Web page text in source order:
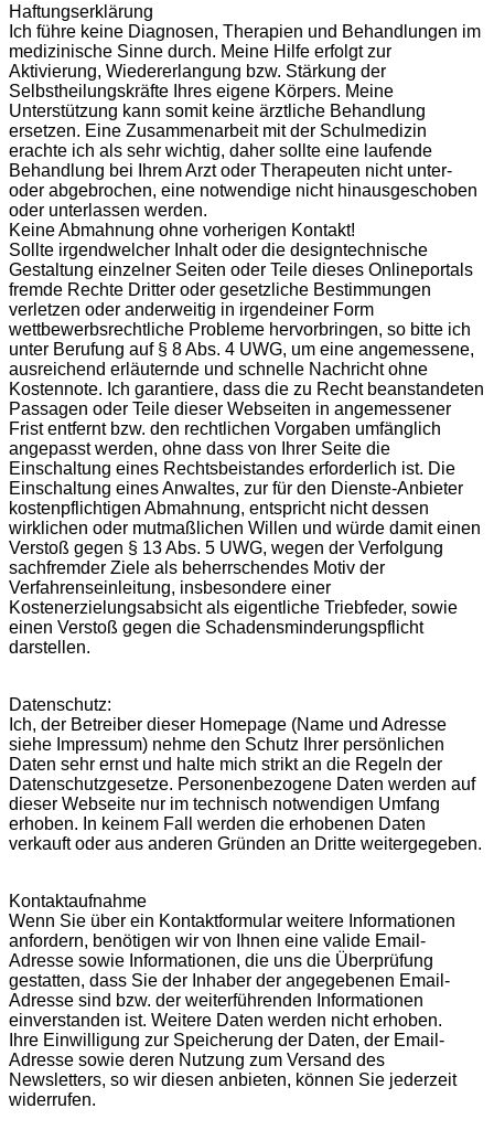
Haftungserklärung
Ich führe keine Diagnosen, Therapien und Behandlungen im
medizinische Sinne durch. Meine Hilfe erfolgt zur
Aktivierung, Wiedererlangung bzw. Stärkung der
Selbstheilungskräfte Ihres eigene Körpers. Meine
Unterstützung kann somit keine ärztliche Behandlung
ersetzen. Eine Zusammenarbeit mit der Schulmedizin
erachte ich als sehr wichtig, daher sollte eine laufende
Behandlung bei Ihrem Arzt oder Therapeuten nicht unter-
oder abgebrochen, eine notwendige nicht hinausgeschoben
oder unterlassen werden.
Keine Abmahnung ohne vorherigen Kontakt!
Sollte irgendwelcher Inhalt oder die designtechnische
Gestaltung einzelner Seiten oder Teile dieses Onlineportals
fremde Rechte Dritter oder gesetzliche Bestimmungen
verletzen oder anderweitig in irgendeiner Form
wettbewerbsrechtliche Probleme hervorbringen, so bitte ich
unter Berufung auf § 8 Abs. 4 UWG, um eine angemessene,
ausreichend erläuternde und schnelle Nachricht ohne
Kostennote. Ich garantiere, dass die zu Recht beanstandeten
Passagen oder Teile dieser Webseiten in angemessener
Frist entfernt bzw. den rechtlichen Vorgaben umfänglich
angepasst werden, ohne dass von Ihrer Seite die
Einschaltung eines Rechtsbeistandes erforderlich ist. Die
Einschaltung eines Anwaltes, zur für den Dienste-Anbieter
kostenpflichtigen Abmahnung, entspricht nicht dessen
wirklichen oder mutmaßlichen Willen und würde damit einen
Verstoß gegen § 13 Abs. 5 UWG, wegen der Verfolgung
sachfremder Ziele als beherrschendes Motiv der
Verfahrenseinleitung, insbesondere einer
Kostenerzielungsabsicht als eigentliche Triebfeder, sowie
einen Verstoß gegen die Schadensminderungspflicht
darstellen.
Datenschutz:
Ich, der Betreiber dieser Homepage (Name und Adresse
siehe Impressum) nehme den Schutz Ihrer persönlichen
Daten sehr ernst und halte mich strikt an die Regeln der
Datenschutzgesetze. Personenbezogene Daten werden auf
dieser Webseite nur im technisch notwendigen Umfang
erhoben. In keinem Fall werden die erhobenen Daten
verkauft oder aus anderen Gründen an Dritte weitergegeben.
Kontaktaufnahme
Wenn Sie über ein Kontaktformular weitere Informationen
anfordern, benötigen wir von Ihnen eine valide Email-
Adresse sowie Informationen, die uns die Überprüfung
gestatten, dass Sie der Inhaber der angegebenen Email-
Adresse sind bzw. der weiterführenden Informationen
einverstanden ist. Weitere Daten werden nicht erhoben.
Ihre Einwilligung zur Speicherung der Daten, der Email-
Adresse sowie deren Nutzung zum Versand des
Newsletters, so wir diesen anbieten, können Sie jederzeit
widerrufen.